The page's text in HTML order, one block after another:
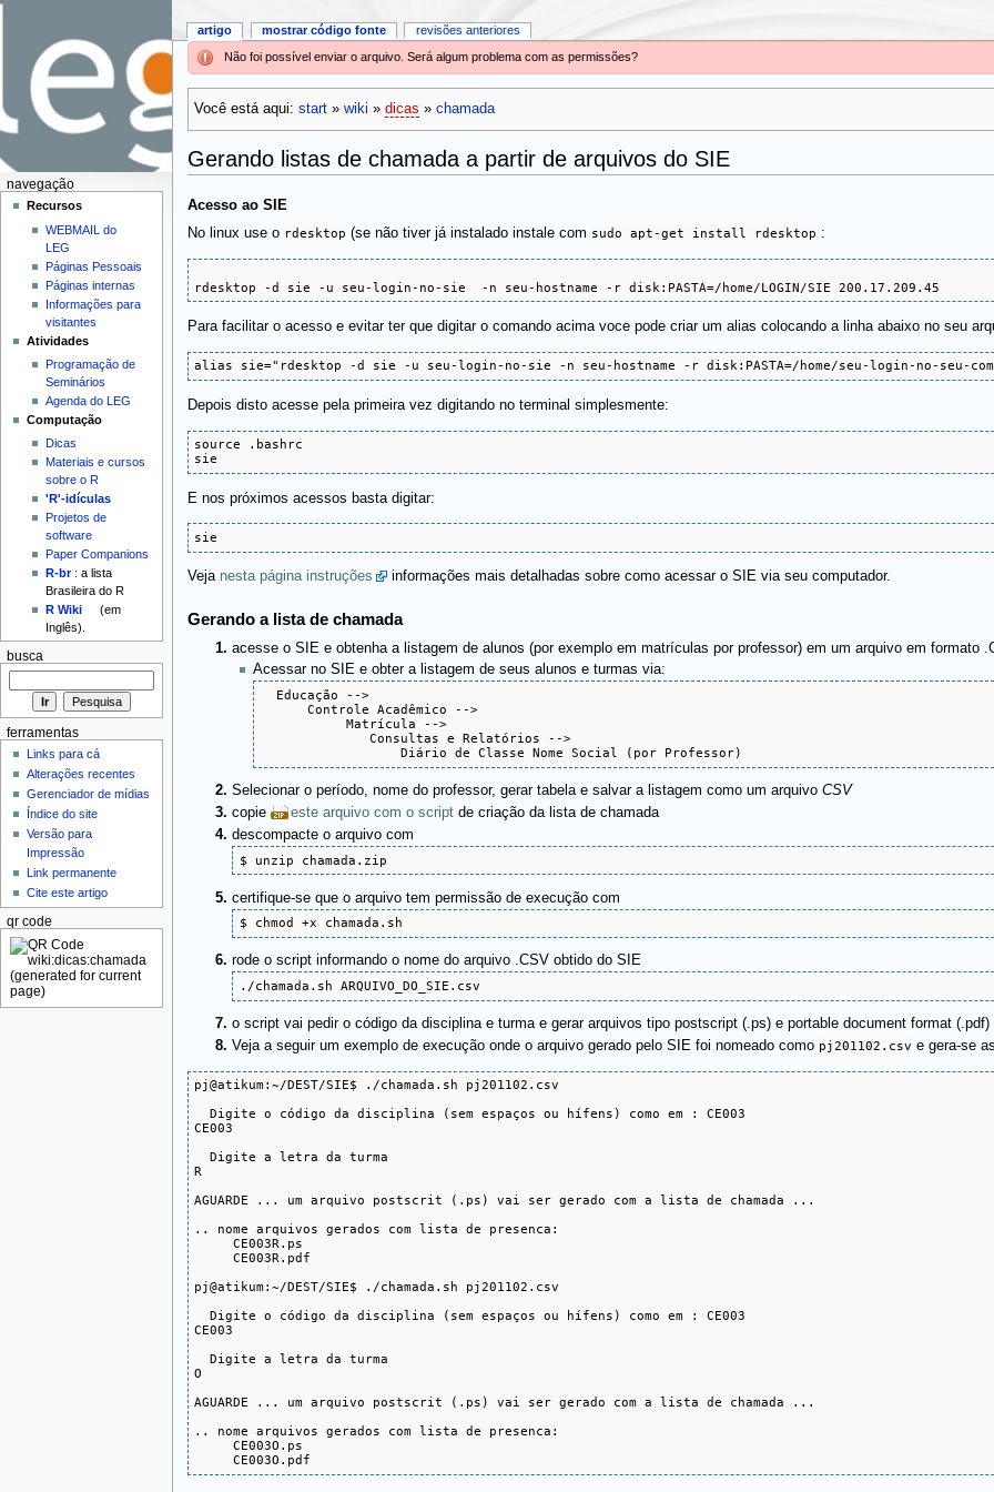
Não foi possível enviar o arquivo. Será algum problema com as permissões?
Você está aqui: start» wiki » dicas » chamada
Gerando listas de chamada a partir de arquivos do SIE
Acesso ao SIE
No linux use o rdesktop (se não tiver já instalado instale com sudo apt-get install rdesktop :
rdesktop -d sie -u seu-login-no-sie  -n seu-hostname -r disk:PASTA=/home/LOGIN/SIE 200.17.209.45
Para facilitar o acesso e evitar ter que digitar o comando acima voce pode criar um alias colocando a linha abaixo no seu
alias sie="rdesktop -d sie -u seu-login-no-sie -n seu-hostname -r disk:PASTA=/home/seu-login-no-seu-
Depois disto acesse pela primeira vez digitando no terminal simplesmente:
source .bashrc
sie
E nos próximos acessos basta digitar:
sie
Veja nesta página instruções informações mais detalhadas sobre como acessar o SIE via seu computador.
Gerando a lista de chamada
acesse o SIE e obtenha a listagem de alunos (por exemplo em matrículas por professor) em um arquivo em formato
Acessar no SIE e obter a listagem de seus alunos e turmas via:
  Educação -->
      Controle Acadêmico -->
           Matrícula -->
              Consultas e Relatórios -->
                  Diário de Classe Nome Social (por Professor)
Selecionar o período, nome do professor, gerar tabela e salvar a listagem como um arquivoCSV
copie
este arquivo com o script de criação da lista de chamada
descompacte o arquivo com
$ unzip chamada.zip
certifique-se que o arquivo tem permissão de execução com
$ chmod +x chamada.sh
rode o script informando o nome do arquivo .CSV obtido do SIE
./chamada.sh ARQUIVO_DO_SIE.csv
o script vai pedir o código da disciplina e turma e gerar arquivos tipo postscript (.ps) e portable document format
Veja a seguir um exemplo de execução onde o arquivo gerado pelo SIE foi nomeado como pj201102.csv e gera-se
pj@atikum:~/DEST/SIE$ ./chamada.sh pj201102.csv
  Digite o código da disciplina (sem espaços ou hífens) como em : CE003
CE003
  Digite a letra da turma
R
AGUARDE ... um arquivo postscrit (.ps) vai ser gerado com a lista de chamada ...
.. nome arquivos gerados com lista de presenca:
     CE003R.ps
     CE003R.pdf
pj@atikum:~/DEST/SIE$ ./chamada.sh pj201102.csv
  Digite o código da disciplina (sem espaços ou hífens) como em : CE003
CE003
  Digite a letra da turma
O
AGUARDE ... um arquivo postscrit (.ps) vai ser gerado com a lista de chamada ...
.. nome arquivos gerados com lista de presenca:
     CE003O.ps
     CE003O.pdf
artigo mostrar código fonte revisões anteriores
navegação
Recursos
WEBMAIL do
LEG
Páginas Pessoais
Páginas internas
Informações para
visitantes
Atividades
Programação de
Seminários
Agenda do LEG
Computação
Dicas
Materiais e cursos
sobre o R
'R'-idículas
Projetos de
software
Paper Companions
R-br: a lista
Brasileira do R
R Wiki
(em
Inglês).
busca
ferramentas
Links para cá
Alterações recentes
Gerenciador de mídias
Índice do site
Versão para
Impressão
Link permanente
Cite este artigo
qr code